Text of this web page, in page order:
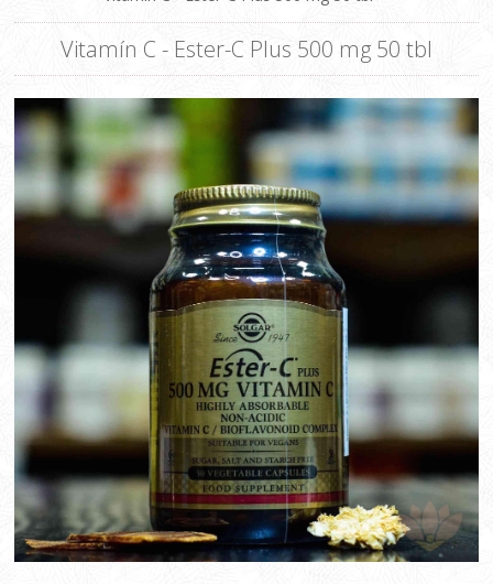
Vitamín C - Ester-C Plus 500 mg 50 tbl